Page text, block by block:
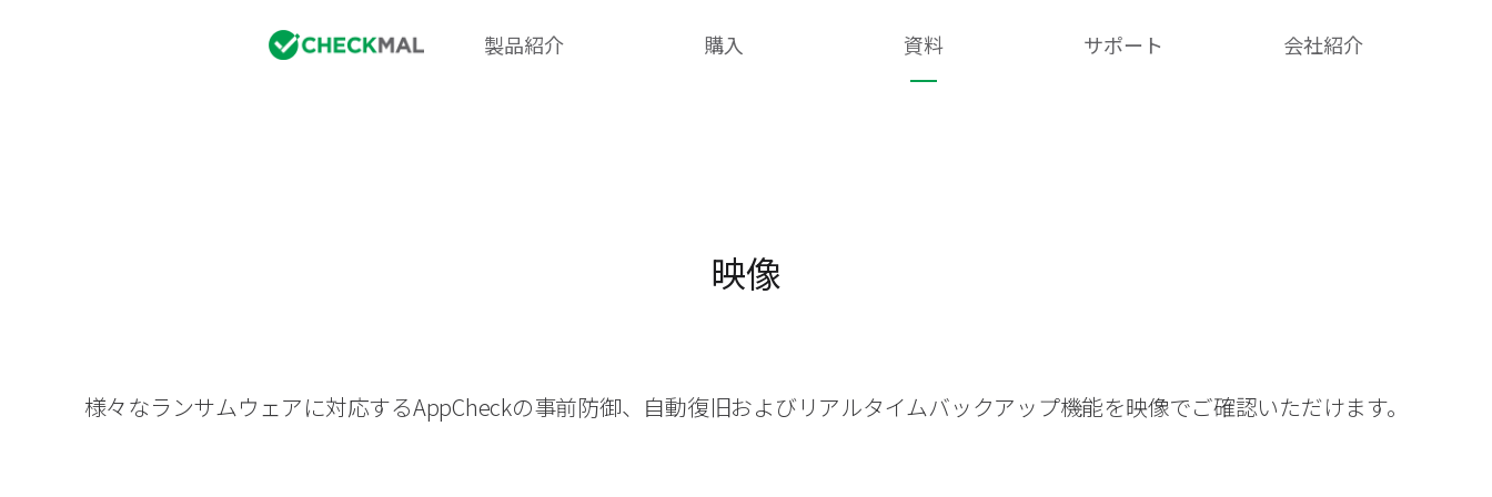
製品紹介 購入 資料 サポート 会社紹介​
映像
様々なランサムウェアに対応するAppCheckの事前防御、自動復旧およびリアルタイムバックアップ機能を映像でご確認いただけます。